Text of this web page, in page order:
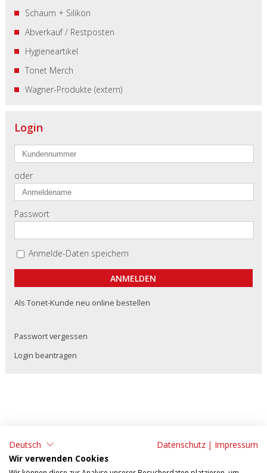
Schaum + Silikon
Abverkauf / Restposten
Hygieneartikel
Tonet Merch
Wagner-Produkte (extern)
Login
oder
Passwort
Anmelde-Daten speichern
Als Tonet-Kunde neu online bestellen
Passwort vergessen
Login beantragen
ADRESSE:
Tonet AG
Tel: 062 295 09 11
Deutsch Datenschutz | Impressum
Wir verwenden Cookies